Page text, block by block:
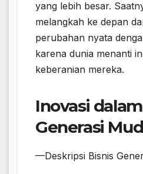
yang lebih besar.
melangkah ke depan
perubahan nyata
karena dunia menanti
keberanian mereka.
Inovasi
Generasi
—Deskripsi Bisnis